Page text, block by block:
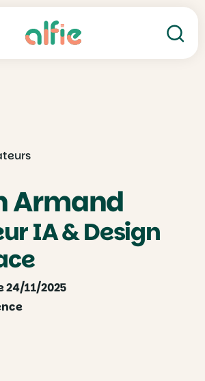
formations
Armand
IA & Design
24/11/2025